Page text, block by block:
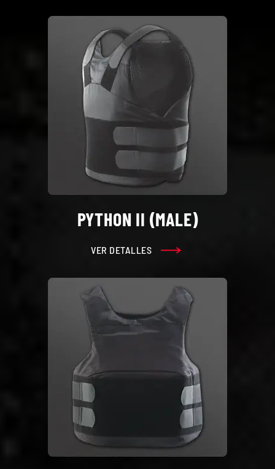
PYTHON II (MALE)
VER DETALLES